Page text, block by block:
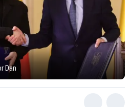
Dan